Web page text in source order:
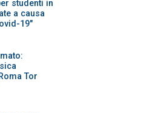
studenti in
a causa
19"
Tor